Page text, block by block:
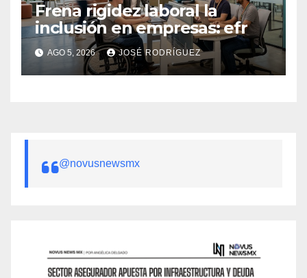
Frena rigidez laboral la
inclusión en empresas: efr
AGO 5, 2026 JOSÉ RODRÍGUEZ
@novusnewsmx